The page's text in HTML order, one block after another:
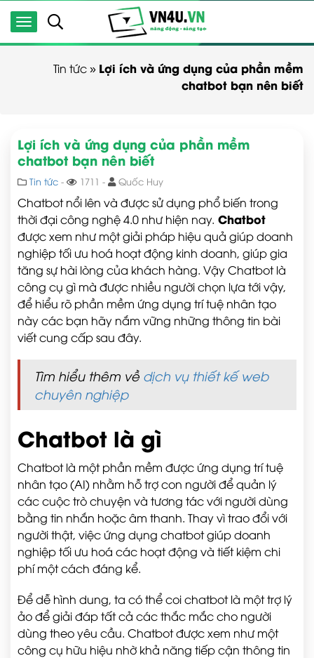
Tin tức» Lợi ích và ứng dụng của phần mềm
chatbot bạn nên biết
Lợi ích và ứng dụng của phần mềm
chatbot bạn nên biết
Tin tức - 1711 - Quốc Huy
Chatbot nổi lên và được sử dụng phổ biến trong
thời đại công nghệ 4.0 như hiện nay. Chatbot
được xem như một giải pháp hiệu quả giúp doanh
nghiệp tối ưu hoá hoạt động kinh doanh, giúp gia
tăng sự hài lòng của khách hàng. Vậy Chatbot là
công cụ gì mà được nhiều người chọn lựa tới vậy,
để hiểu rõ phần mềm ứng dụng trí tuệ nhân tạo
này các bạn hãy nắm vững những thông tin bài
viết cung cấp sau đây.
Tìm hiểu thêm về dịch vụ thiết kế web
chuyên nghiệp
Chatbot là gì
Chatbot là một phần mềm được ứng dụng trí tuệ
nhân tạo (AI) nhằm hỗ trợ con người để quản lý
các cuộc trò chuyện và tương tác với người dùng
bằng tin nhắn hoặc âm thanh. Thay vì trao đổi với
người thật, việc ứng dụng chatbot giúp doanh
nghiệp tối ưu hoá các hoạt động và tiết kiệm chi
phí một cách đáng kể.
Để dễ hình dung, ta có thể coi chatbot là một trợ lý
ảo để giải đáp tất cả các thắc mắc cho người
dùng theo yêu cầu. Chatbot được xem như một
công cụ hữu hiệu nhờ khả năng tiếp cận thông tin